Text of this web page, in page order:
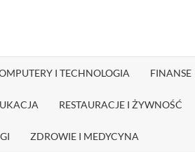
I TECHNOLOGIA FINANSE
RESTAURACJE I ŻYWNOŚĆ
ZDROWIE I MEDYCYNA